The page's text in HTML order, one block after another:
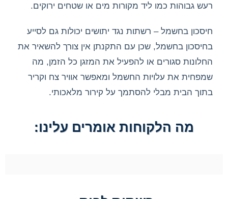
רעש גבוהות כמו ליד מקורות מים או שטחים ירוקים.
חיסכון בחשמל – רשתות נגד יתושים יכולות גם לסייע
בחיסכון בחשמל, שכן עם התקנתן אין צורך להשאיר את
החלונות סגורים או להפעיל את המזגן כל הזמן, מה
שמפחית את עלויות החשמל ומאפשר אוויר צח וקריר
בתוך הבית מבלי להסתמך על קירור מלאכותי.
מה הלקוחות אומרים עלינו: